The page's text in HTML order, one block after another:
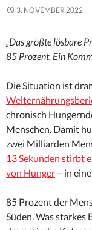
3. NOVEMBER 2022
„Das größte lösbare
85 Prozent. Ein
Die Situation ist
chronisch
Menschen. Damit
zwei Milliarden
13 Sekunden stirbt
von Hunger – in
85 Prozent der
Süden. Was starkes